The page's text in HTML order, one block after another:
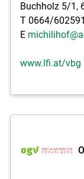
Buchholz 5/1,
T 0664/
E
www.lfi.at/vbg